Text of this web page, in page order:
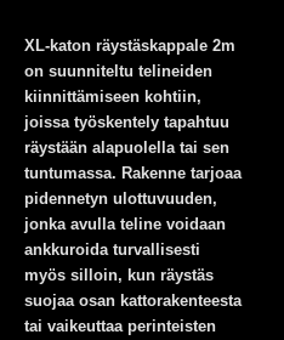
XL-katon räystäskappale 2m
on suunniteltu telineiden
kiinnittämiseen kohtiin,
joissa työskentely tapahtuu
räystään alapuolella tai sen
tuntumassa. Rakenne tarjoaa
pidennetyn ulottuvuuden,
jonka avulla teline voidaan
ankkuroida turvallisesti
myös silloin, kun räystäs
suojaa osan kattorakenteesta
tai vaikeuttaa perinteisten